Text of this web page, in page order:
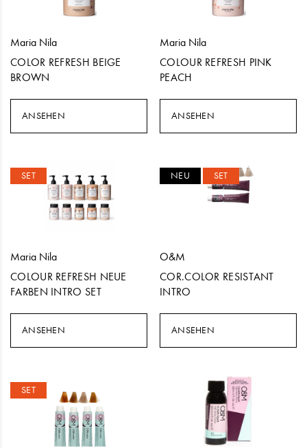
Maria Nila
COLOR REFRESH BEIGE
BROWN
ANSEHEN
Maria Nila
COLOUR REFRESH PINK
PEACH
ANSEHEN
SET
Maria Nila
COLOUR REFRESH NEUE
FARBEN INTRO SET
ANSEHEN
NEU SET
O&M
COR.COLOR RESISTANT
INTRO
ANSEHEN
SET